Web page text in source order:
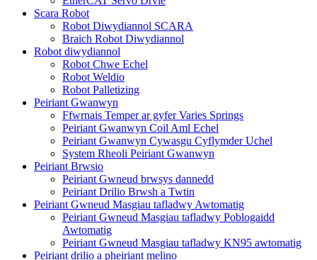
Scara Robot
Robot Diwydiannol SCARA
Braich Robot Diwydiannol
Robot diwydiannol
Robot Chwe Echel
Robot Weldio
Robot Palletizing
Peiriant Gwanwyn
Ffwrnais Temper ar gyfer Varies Springs
Peiriant Gwanwyn Coil Aml Echel
Peiriant Gwanwyn Cywasgu Cyflymder Uchel
System Rheoli Peiriant Gwanwyn
Peiriant Brwsio
Peiriant Gwneud brwsys dannedd
Peiriant Drilio Brwsh a Twtin
Peiriant Gwneud Masgiau tafladwy Awtomatig
Peiriant Gwneud Masgiau tafladwy Poblogaidd
Awtomatig
Peiriant Gwneud Masgiau tafladwy KN95 awtomatig
Peiriant drilio a pheiriant melino